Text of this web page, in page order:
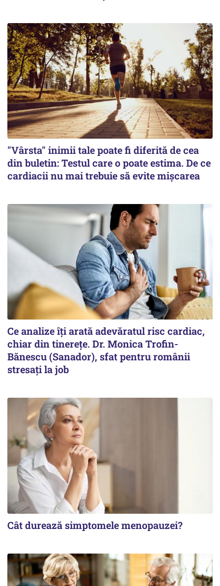
"Vârsta" inimii tale poate fi diferită de cea
din buletin: Testul care o poate estima. De ce
cardiacii nu mai trebuie să evite mișcarea
Ce analize îți arată adevăratul risc cardiac,
chiar din tinerețe. Dr. Monica Trofin-
Bănescu (Sanador), sfat pentru românii
stresați la job
Cât durează simptomele menopauzei?